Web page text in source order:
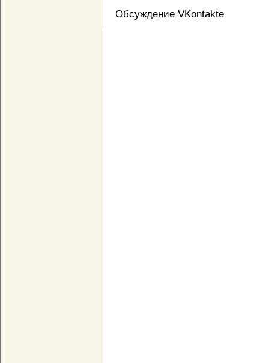
Обсуждение VKontakte